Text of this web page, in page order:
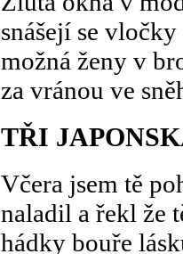
snášejí se
možná ženy v
za vránou ve
TŘI
Včera jsem tě
naladil a řekl že
hádky bouře